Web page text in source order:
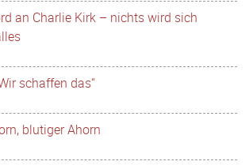
an Charlie Kirk – nichts wird sich
schaffen das“
blutiger Ahorn